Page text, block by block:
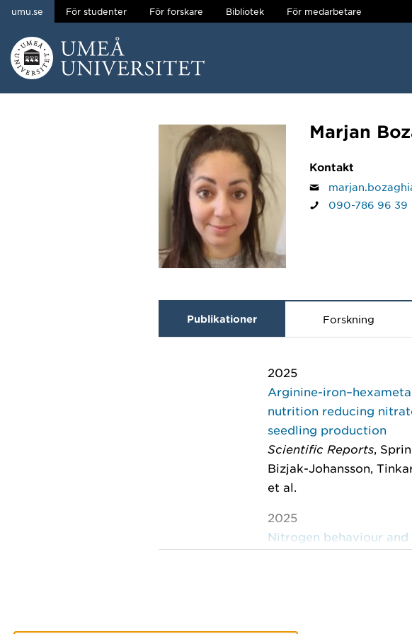
Hoppa direkt till innehållet
umu.se För studenter För forskare Bibliotek För medarbetare
Marjan
Kontakt
090-786 96 39
Publikationer Forskning
2025
Arginine-
nutrition reducing
seedling production
Scientific Reports,
Bizjak-Johansson,
et al.
2025
Nitrogen behaviour